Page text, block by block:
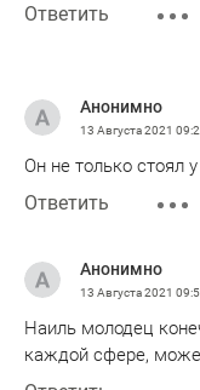
Ответить
Анонимно
13 Августа 2021
Он не только стоял
Ответить
Анонимно
13 Августа 2021
Наиль молодец
каждой сфере,